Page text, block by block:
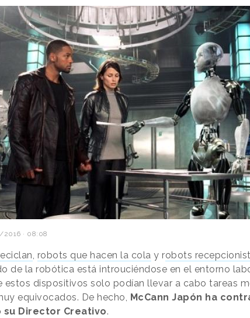
· 08:08
robots que hacen la cola y robots
de la robótica está introuciéndose en el entorno
estos dispositivos solo podían llevar a cabo tareas
equivocados. De hecho, McCann Japón ha
Director Creativo.